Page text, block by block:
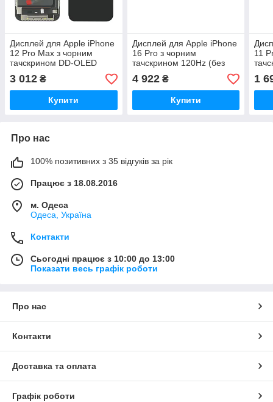
Дисплей для Apple iPhone
12 Pro Max з чорним
тачскрином DD-OLED
3 012 ₴
Купити
Дисплей для Apple iPhone
16 Pro з чорним
тачскрином 120Hz (без
4 922₴
Купити
11
1
Про нас
100% позитивних з 35 відгуків за рік
Працює з 18.08.2016
м. Одеса
Одеса, Україна
Контакти
Сьогодні працює з 10:00 до 13:00
Показати весь графік роботи
Про нас
Контакти
Доставка та оплата
Графік роботи